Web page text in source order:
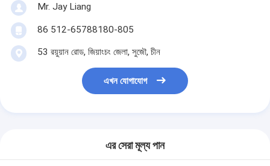
Mr. Jay Liang
86 512-65788180-805
53 রয়ুয়ান রোড, জিয়াংচং জেলা, সুজৌ, চীন
এখন যোগাযোগ
এর সেরা মূল্য পান